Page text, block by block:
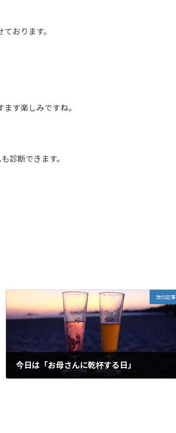
おります。
す楽しみですね。
診断できます。
次の記事
今日は「お母さんに乾杯する日」